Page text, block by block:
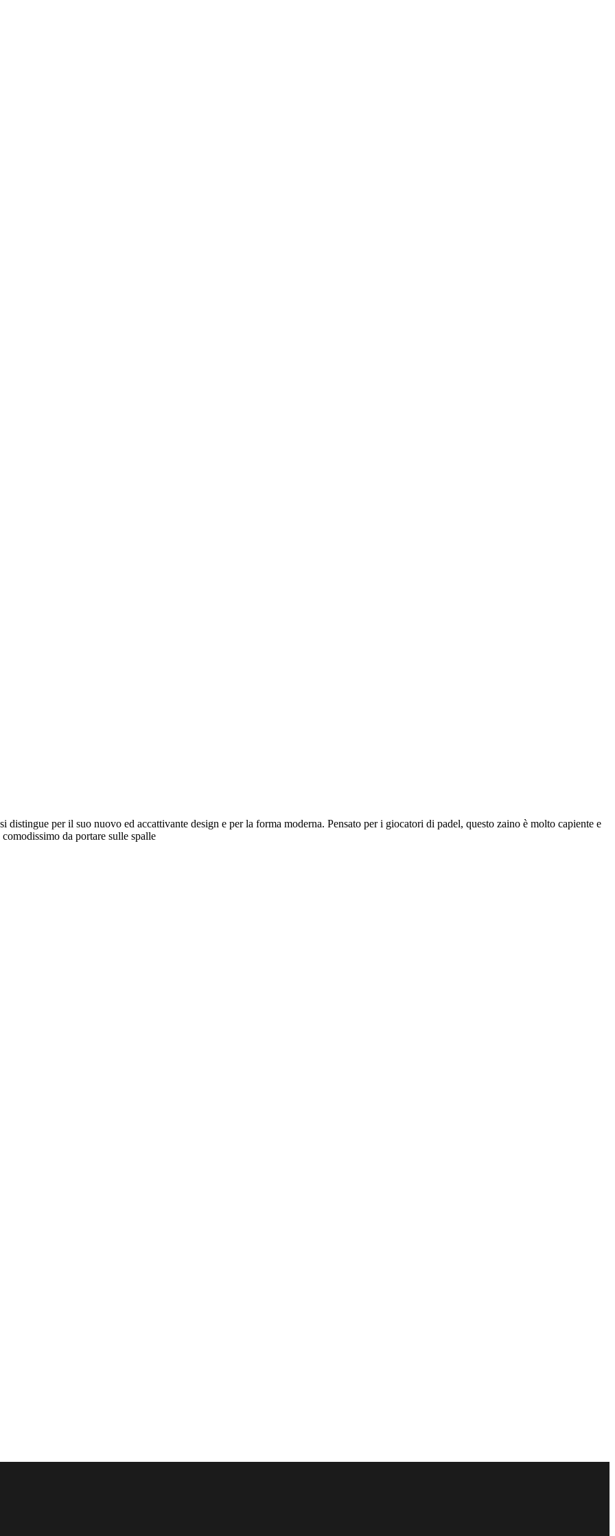
per il suo nuovo ed accattivante design e per la forma moderna. Pensato per i giocatori di padel, questo zaino è molto capiente e
da portare sulle spalle